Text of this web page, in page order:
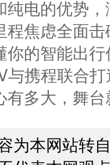
纯电的优势
焦虑全面
的智能出
与携程联合
多大，舞
为本网站转